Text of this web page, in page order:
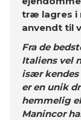
træ lagres i
anvendt til
Fra de
Italiens vel
især kendes
er en unik
hemmelig
Manincor